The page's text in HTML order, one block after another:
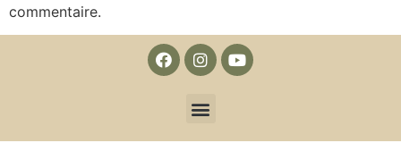
commentaire.